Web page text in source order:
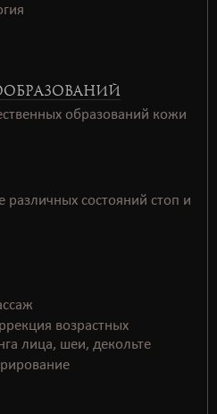
образований кожи
различных состояний стоп и
возрастных
лица, шеи, декольте